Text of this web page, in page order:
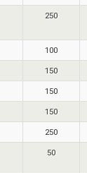
250
100
150
150
150
250
50